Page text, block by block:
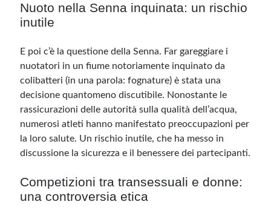
Nuoto nella Senna inquinata: un rischio
inutile
E poi c’è la questione della Senna. Far gareggiare i
nuotatori in un fiume notoriamente inquinato da
colibatteri (in una parola: fognature) è stata una
decisione quantomeno discutibile. Nonostante le
rassicurazioni delle autorità sulla qualità dell’acqua,
numerosi atleti hanno manifestato preoccupazioni per
la loro salute. Un rischio inutile, che ha messo in
discussione la sicurezza e il benessere dei partecipanti.
Competizioni tra transessuali e donne:
una controversia etica